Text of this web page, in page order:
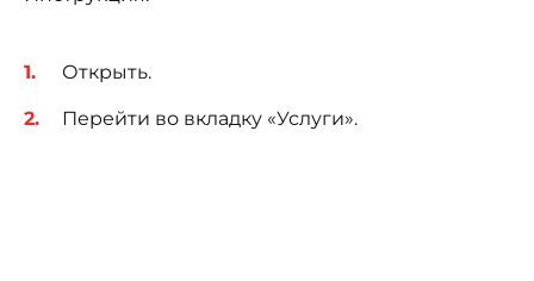
Открыть.
Перейти во вкладку «Услуги».